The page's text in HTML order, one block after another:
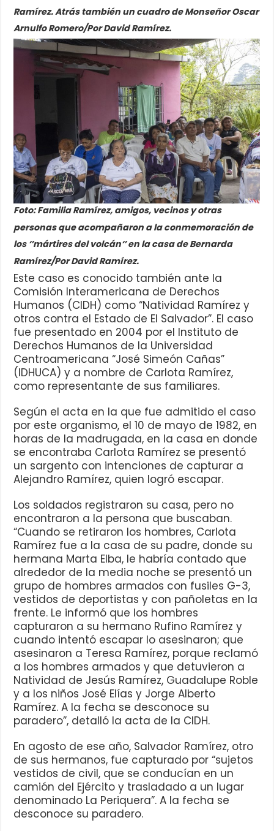
Ramírez. Atrás también un cuadro de Monseñor Oscar
Arnulfo Romero/Por David Ramírez.
Foto: Familia Ramírez, amigos, vecinos y otras
personas que acompañaron a la conmemoración de
los ‘’mártires delvolcán‘’ en la casa de Bernarda
Ramírez/Por David Ramírez.
Este caso es conocido también ante la
Comisión Interamericana de Derechos
Humanos (CIDH) como “Natividad Ramírez y
otros contra el Estado de El Salvador”. El caso
fue presentado en 2004 por el Instituto de
Derechos Humanos de la Universidad
Centroamericana “José Simeón Cañas”
(IDHUCA) y a nombre de Carlota Ramírez,
como representante de sus familiares.
Según el acta en la que fue admitido el caso
por este organismo, el 10 de mayo de 1982, en
horas de la madrugada, en la casa en donde
se encontraba Carlota Ramírez se presentó
un sargento con intenciones de capturar a
Alejandro Ramírez, quien logró escapar.
Los soldados registraron su casa, pero no
encontraron a la persona que buscaban.
“Cuando se retiraron los hombres, Carlota
Ramírez fue a la casa de su padre, donde su
hermana Marta Elba, le habría contado que
alrededor de la media noche se presentó un
grupo de hombres armados con fusiles G-3,
vestidos de deportistas y con pañoletas en la
frente. Le informó que los hombres
capturaron a su hermano Rufino Ramírez y
cuando intentó escapar lo asesinaron; que
asesinaron a Teresa Ramírez, porque reclamó
a los hombres armados y que detuvieron a
Natividad de Jesús Ramírez, Guadalupe Roble
y a los niños José Elías y Jorge Alberto
Ramírez. A la fecha se desconoce su
paradero”, detalló la acta de la CIDH.
En agosto de ese año, Salvador Ramírez, otro
de sus hermanos, fue capturado por “sujetos
vestidos de civil, que se conducían en un
camión del Ejército y trasladado a un lugar
denominado La Periquera”. A la fecha se
desconoce su paradero.